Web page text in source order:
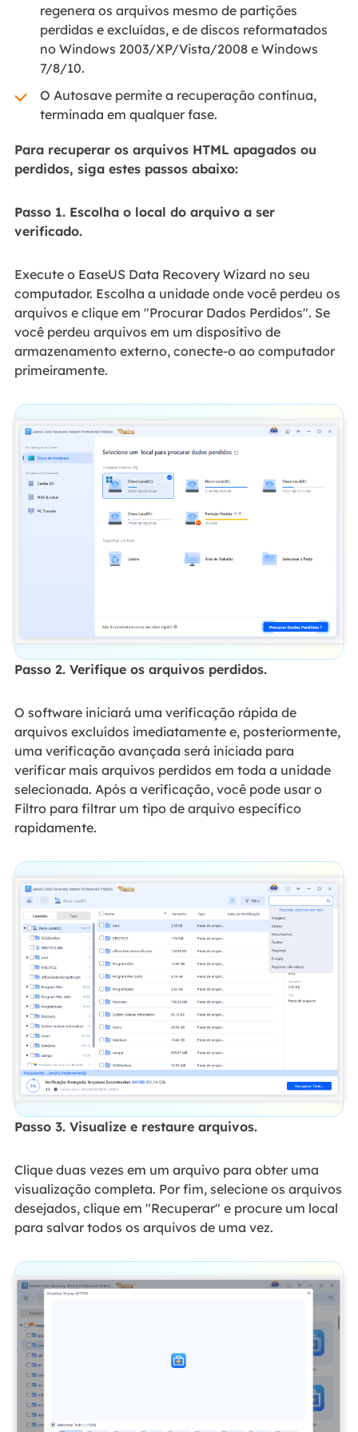
regenera os arquivos mesmo de partições
perdidas e excluídas, e de discos reformatados
no Windows 2003/XP/Vista/2008 e Windows
7/8/10.
O Autosave permite a recuperação contínua,
terminada em qualquer fase.
Para recuperar os arquivos HTML apagados ou
perdidos, siga estes passos abaixo:
Passo 1. Escolha o local do arquivo a ser
verificado.
Execute o EaseUS Data Recovery Wizard no seu
computador. Escolha a unidade onde você perdeu os
arquivos e clique em "Procurar Dados Perdidos". Se
você perdeu arquivos em um dispositivo de
armazenamento externo, conecte-o ao computador
primeiramente.
Passo 2. Verifique os arquivos perdidos.
O software iniciará uma verificação rápida de
arquivos excluídos imediatamente e, posteriormente,
uma verificação avançada será iniciada para
verificar mais arquivos perdidos em toda a unidade
selecionada. Após a verificação, você pode usar o
Filtro para filtrar um tipo de arquivo específico
rapidamente.
Passo 3. Visualize e restaure arquivos.
Clique duas vezes em um arquivo para obter uma
visualização completa. Por fim, selecione os arquivos
desejados, clique em "Recuperar" e procure um local
para salvar todos os arquivos de uma vez.